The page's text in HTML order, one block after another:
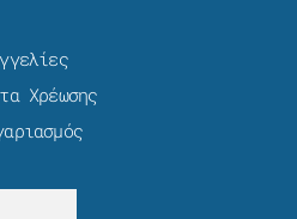
Χρέωσης​